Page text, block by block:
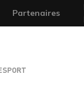
Partenaires